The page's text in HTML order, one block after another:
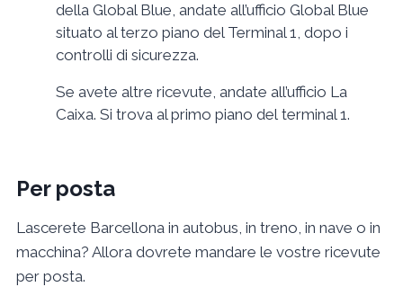
della Global Blue, andate all’ufficio Global Blue
situato al terzo piano del Terminal 1, dopo i
controlli di sicurezza.
Se avete altre ricevute, andate all’ufficio La
Caixa. Si trova al primo piano del terminal 1.
Per posta
Lascerete Barcellona in autobus, in treno, in nave o in
macchina? Allora dovrete mandare le vostre ricevute
per posta.